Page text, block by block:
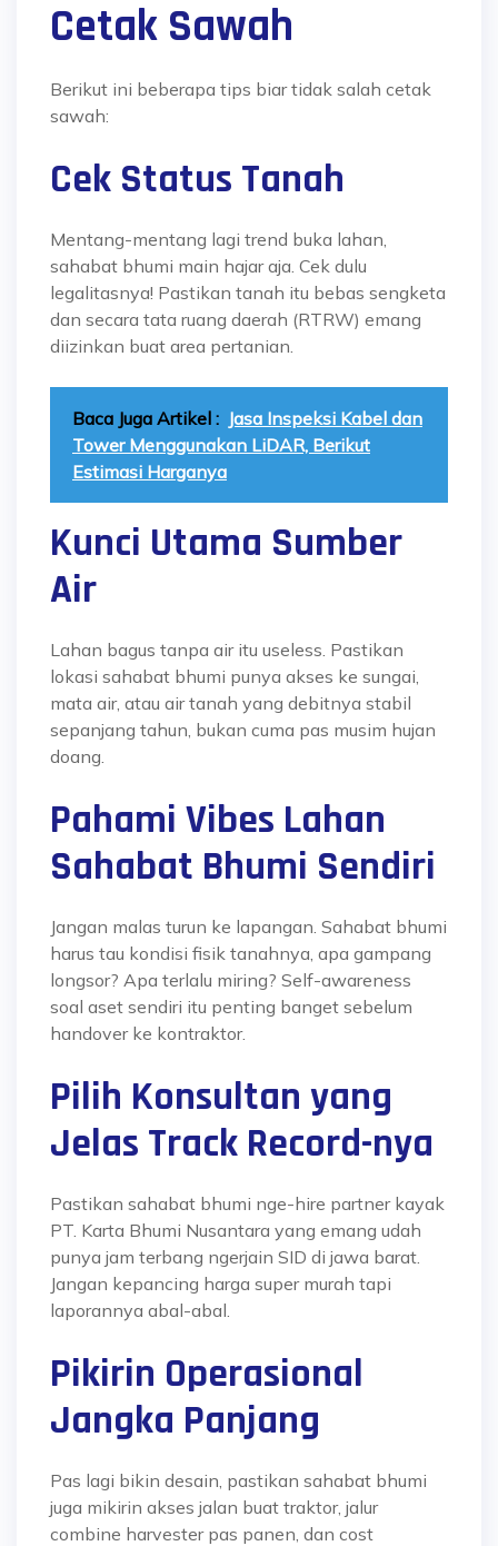
Cetak Sawah
Berikut ini beberapa tips biar tidak salah cetak
sawah:
Cek Status Tanah
Mentang-mentang lagi trend buka lahan,
sahabat bhumi main hajar aja. Cek dulu
legalitasnya! Pastikan tanah itu bebas sengketa
dan secara tata ruang daerah (RTRW) emang
diizinkan buat area pertanian.
Baca Juga Artikel : Jasa Inspeksi Kabel dan
Tower Menggunakan LiDAR, Berikut
Estimasi Harganya
Kunci Utama Sumber
Air
Lahan bagus tanpa air itu useless. Pastikan
lokasi sahabat bhumi punya akses ke sungai,
mata air, atau air tanah yang debitnya stabil
sepanjang tahun, bukan cuma pas musim hujan
doang.
Pahami Vibes Lahan
Sahabat Bhumi Sendiri
Jangan malas turun ke lapangan. Sahabat bhumi
harus tau kondisi fisik tanahnya, apa gampang
longsor? Apa terlalu miring? Self-awareness
soal aset sendiri itu penting banget sebelum
handover ke kontraktor.
Pilih Konsultan yang
Jelas Track Record-nya
Pastikan sahabat bhumi nge-hire partner kayak
PT. Karta Bhumi Nusantara yang emang udah
punya jam terbang ngerjain SID di jawa barat.
Jangan kepancing harga super murah tapi
laporannya abal-abal.
Pikirin Operasional
Jangka Panjang
Pas lagi bikin desain, pastikan sahabat bhumi
juga mikirin akses jalan buat traktor, jalur
combine harvester pas panen, dan cost